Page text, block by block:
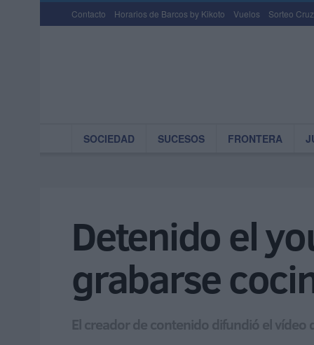
Contacto Horarios de Barcos by Kikoto Vuelos Sorteo
SOCIEDAD SUCESOS FRONTERA
Detenido el
grabarse
El creador de contenido difundió el